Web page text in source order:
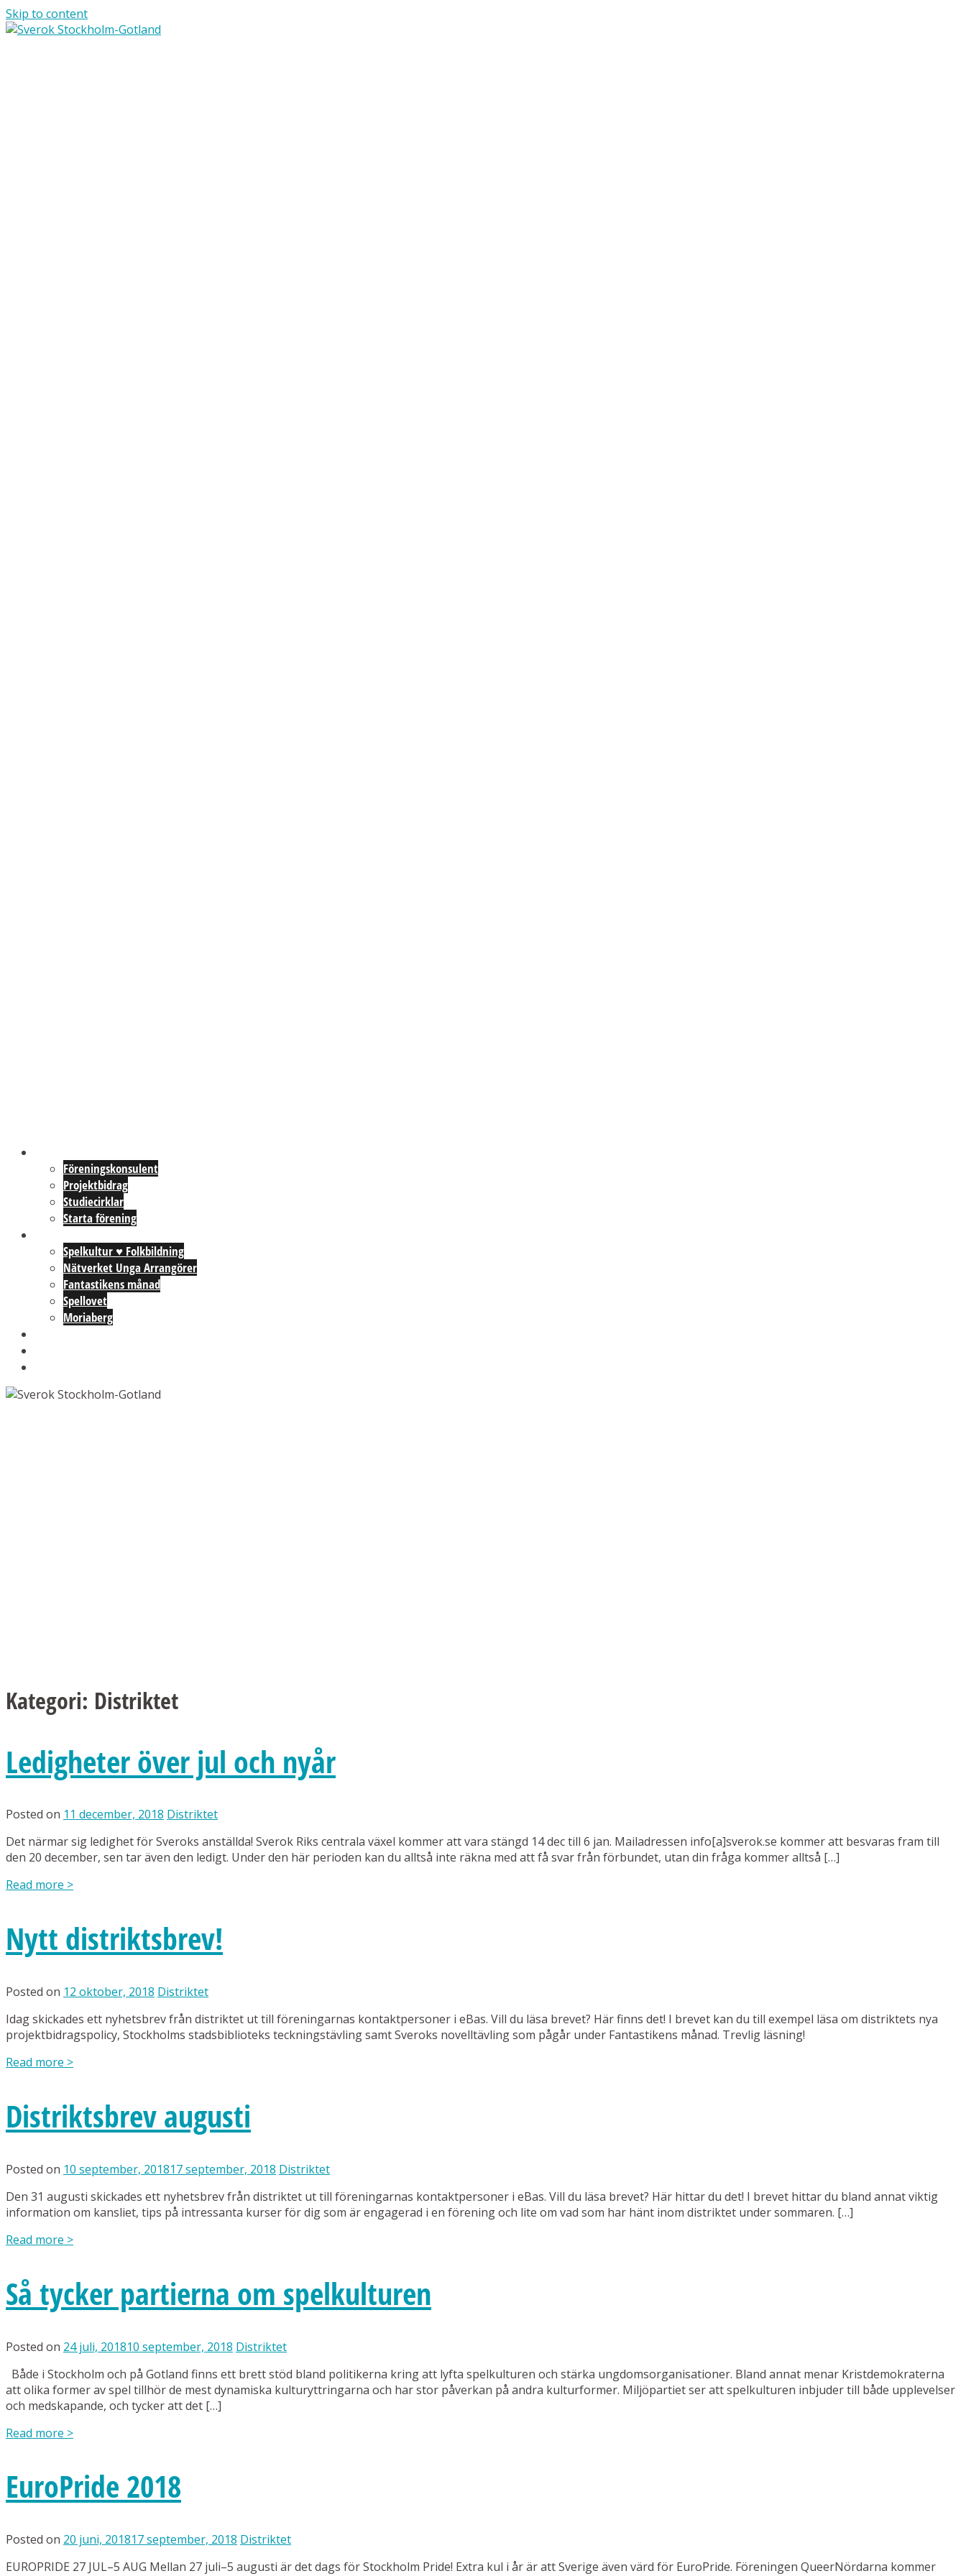
Skip to content
Föreningskonsulent
Projektbidrag
Studiecirklar
Starta förening
Spelkultur ♥ Folkbildning
Nätverket Unga Arrangörer
Fantastikens månad
Spellovet
Moriaberg
Kategori: Distriktet
Ledigheter över jul och nyår
Posted on 11 december, 2018 Distriktet
Det närmar sig ledighet för Sveroks anställda! Sverok Riks centrala växel kommer att vara stängd 14 dec till 6 jan. Mailadressen info[a]sverok.se kommer att besvaras fram till
den 20 december, sen tar även den ledigt. Under den här perioden kan du alltså inte räkna med att få svar från förbundet, utan din fråga kommer alltså […]
Read more >
Nytt distriktsbrev!
Posted on 12 oktober, 2018 Distriktet
Idag skickades ett nyhetsbrev från distriktet ut till föreningarnas kontaktpersoner i eBas. Vill du läsa brevet? Här finns det! I brevet kan du till exempel läsa om distriktets nya
projektbidragspolicy, Stockholms stadsbiblioteks teckningstävling samt Sveroks novelltävling som pågår under Fantastikens månad. Trevlig läsning!
Read more >
Distriktsbrev augusti
Posted on 10 september, 201817 september, 2018 Distriktet
Den 31 augusti skickades ett nyhetsbrev från distriktet ut till föreningarnas kontaktpersoner i eBas. Vill du läsa brevet? Här hittar du det! I brevet hittar du bland annat viktig
information om kansliet, tips på intressanta kurser för dig som är engagerad i en förening och lite om vad som har hänt inom distriktet under sommaren. […]
Read more >
Så tycker partierna om spelkulturen
Posted on 24 juli, 201810 september, 2018 Distriktet
Både i Stockholm och på Gotland finns ett brett stöd bland politikerna kring att lyfta spelkulturen och stärka ungdomsorganisationer. Bland annat menar Kristdemokraterna
att olika former av spel tillhör de mest dynamiska kulturyttringarna och har stor påverkan på andra kulturformer. Miljöpartiet ser att spelkulturen inbjuder till både upplevelser
och medskapande, och tycker att det […]
Read more >
EuroPride 2018
Posted on 20 juni, 201817 september, 2018 Distriktet
EUROPRIDE 27 JUL–5 AUG Mellan 27 juli–5 augusti är det dags för Stockholm Pride! Extra kul i år är att Sverige även värd för EuroPride. Föreningen QueerNördarna kommer